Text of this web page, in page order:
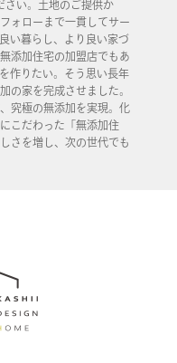
さい。土地のご提供か
ォローまで一貫してサー
い暮らし、より良い家づ
添加住宅の加盟店でもあ
作りたい。そう思い長年
の家を完成させました。
究極の無添加を実現。化
こだわった「無添加住
さを増し、次の世代でも